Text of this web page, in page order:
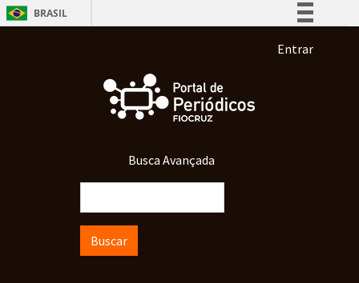
Pular para o conteúdo principal
BRASIL
Participe
Acesso à informação
Menu de
Entrar
Busca Avançada